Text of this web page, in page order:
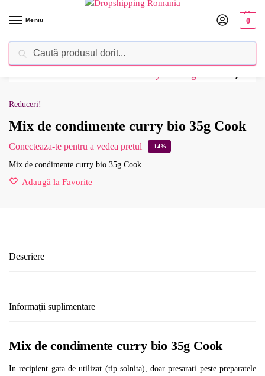
Meniu 0
Dropshipping Romania⚡ Furnizorul tău de produse
Reduceri!
Mix de condimente curry bio 35g Cook
Conecteaza-te pentru a vedea pretul -14%
Mix de condimente curry bio 35g Cook
Adaugă la Favorite
Descriere
Informații suplimentare
Mix de condimente curry bio 35g Cook
In recipient gata de utilizat (tip solnita), doar presarati peste preparatele